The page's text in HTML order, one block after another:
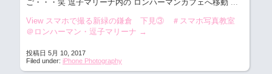
ご・・・笑 逗子マリーナ内の ロンハーマンカフェへ移動
View スマホで撮る新緑の鎌倉 下見③ ＃スマホ写真教室
＠ロンハーマン・逗子マリーナ →
投稿日 5月 10, 2017
Filed under: iPhone Photography